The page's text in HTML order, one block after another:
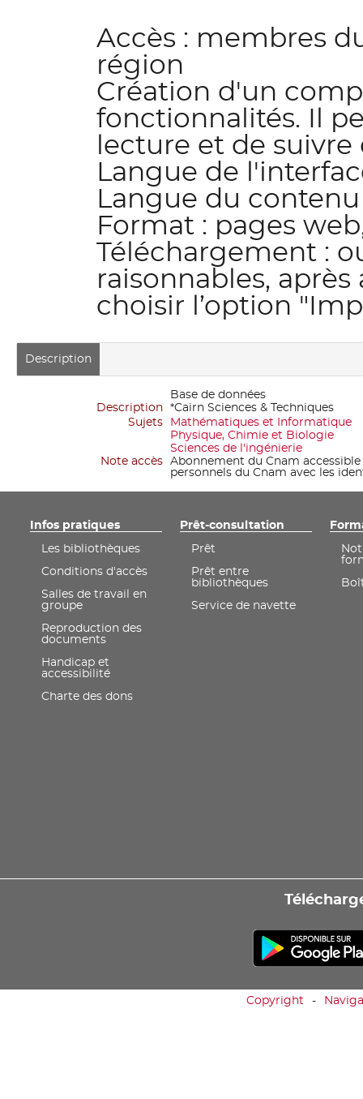
Accès : membres
région
Création d'un
fonctionnalités. Il
lecture et de
Langue de
Langue du
Format : pages
Téléchargement :
raisonnables,
choisir l’option
Description
Base de données
Description
*Cairn Sciences & Techniques
Sujets
Mathématiques et Informatique
Physique, Chimie et Biologie
Sciences de l'ingénierie
Note accès
Abonnement du Cnam
personnels du Cnam avec les
Infos pratiques
Les bibliothèques
Conditions d'accès
Salles de travail en
groupe
Reproduction des
documents
Handicap et
accessibilité
Charte des dons
Prêt-consultation
Prêt
Prêt entre
bibliothèques
Service de navette
Copyright